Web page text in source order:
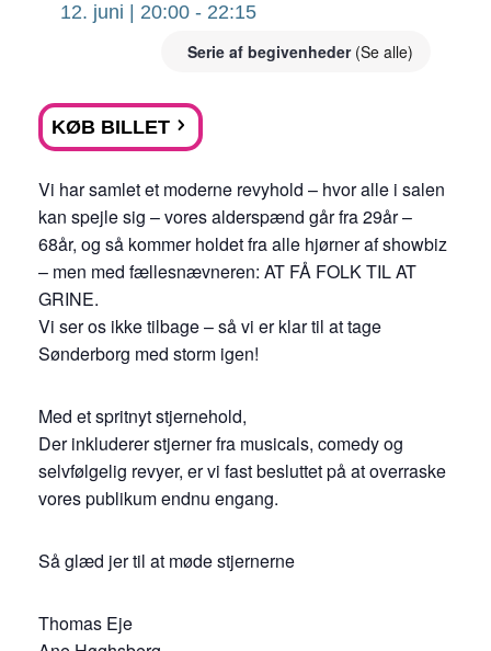
12. juni | 20:00 - 22:15
Serie af begivenheder (Se alle)
KØB BILLET
Vi har samlet et moderne revyhold – hvor alle i salen
kan spejle sig – vores alderspænd går fra 29år –
68år, og så kommer holdet fra alle hjørner af showbiz
– men med fællesnævneren: AT FÅ FOLK TIL AT
GRINE.
Vi ser os ikke tilbage – så vi er klar til at tage
Sønderborg med storm igen!
Med et spritnyt stjernehold,
Der inkluderer stjerner fra musicals, comedy og
selvfølgelig revyer, er vi fast besluttet på at overraske
vores publikum endnu engang.
Så glæd jer til at møde stjernerne
Thomas Eje